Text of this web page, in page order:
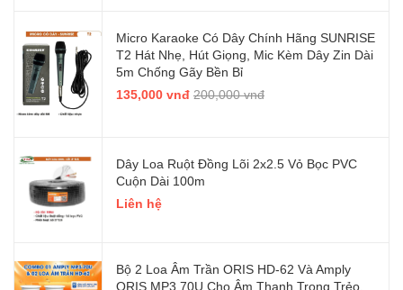
Micro Karaoke Có Dây Chính Hãng SUNRISE
T2 Hát Nhẹ, Hút Giọng, Mic Kèm Dây Zin Dài
5m Chống Gãy Bền Bỉ
135,000 vnđ 200,000 vnđ
Dây Loa Ruột Đồng Lõi 2x2.5 Vỏ Bọc PVC
Cuộn Dài 100m
Liên hệ
Bộ 2 Loa Âm Trần ORIS HD-62 Và Amply
ORIS MP3 70U Cho Âm Thanh Trong Trẻo,